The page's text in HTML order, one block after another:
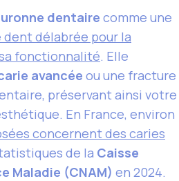
dentaire comme une
délabrée pour la
fonctionnalité. Elle
avancée ou une fracture
préservant ainsi votre
En France, environ
concernent des caries
de la Caisse
Maladie (CNAM) en 2024.